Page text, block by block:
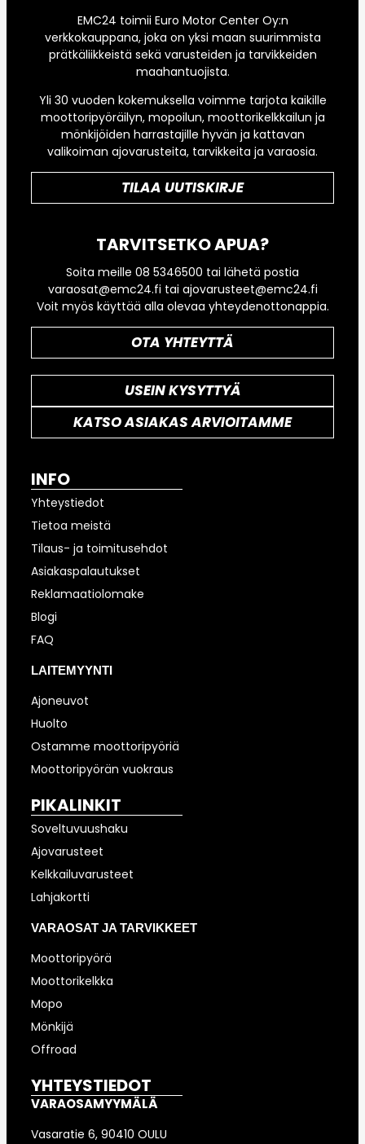
EMC24 toimii Euro Motor Center Oy:n
verkkokauppana, joka on yksi maan suurimmista
prätkäliikkeistä sekä varusteiden ja tarvikkeiden
maahantuojista.
Yli 30 vuoden kokemuksella voimme tarjota kaikille
moottoripyöräilyn, mopoilun, moottorikelkkailun ja
mönkijöiden harrastajille hyvän ja kattavan
valikoiman ajovarusteita, tarvikkeita ja varaosia.
TILAA UUTISKIRJE
TARVITSETKO APUA?
Soita meille 08 5346500 tai lähetä postia
varaosat@emc24.fi tai ajovarusteet@emc24.fi
Voit myös käyttää alla olevaa yhteydenottonappia.
OTA YHTEYTTÄ
USEIN KYSYTTYÄ
KATSO ASIAKAS ARVIOITAMME
INFO
Yhteystiedot
Tietoa meistä
Tilaus- ja toimitusehdot
Asiakaspalautukset
Reklamaatiolomake
Blogi
FAQ
LAITEMYYNTI
Ajoneuvot
Huolto
Ostamme moottoripyöriä
Moottoripyörän vuokraus
PIKALINKIT
Soveltuvuushaku
Ajovarusteet
Kelkkailuvarusteet
Lahjakortti
VARAOSAT JA TARVIKKEET
Moottoripyörä
Moottorikelkka
Mopo
Mönkijä
Offroad
YHTEYSTIEDOT
VARAOSAMYYMÄLÄ
Vasaratie 6, 90410 OULU